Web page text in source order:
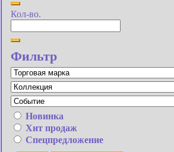
Кол-во.
Фильтр
Новинка
Хит продаж
Спецпредложение